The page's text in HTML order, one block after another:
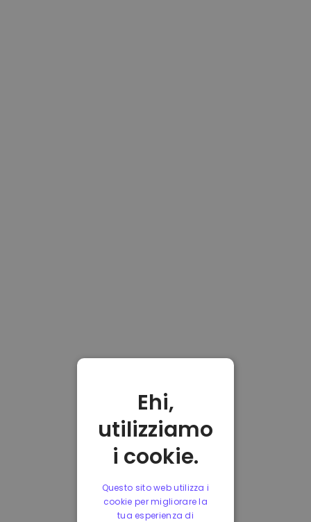
Ehi,
utilizziamo
i cookie.
Questo sito web utilizza i
cookie per migliorare la
tua esperienza di